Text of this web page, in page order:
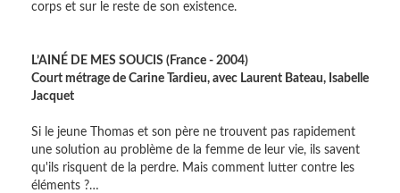
corps et sur le reste de son existence.
L’AINÉ DE MES SOUCIS (France - 2004)
Court métrage de Carine Tardieu, avec Laurent Bateau, Isabelle
Jacquet
Si le jeune Thomas et son père ne trouvent pas rapidement
une solution au problème de la femme de leur vie, ils savent
qu'ils risquent de la perdre. Mais comment lutter contre les
éléments ?…